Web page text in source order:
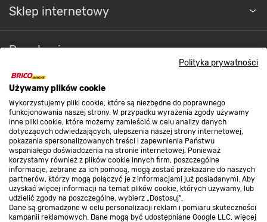
Polityka prywatności
Używamy plików cookie
Wykorzystujemy pliki cookie, które są niezbędne do poprawnego
funkcjonowania naszej strony. W przypadku wyrażenia zgody używamy
inne pliki cookie, które możemy zamieścić w celu analizy danych
dotyczących odwiedzających, ulepszenia naszej strony internetowej,
pokazania spersonalizowanych treści i zapewnienia Państwu
wspaniałego doświadczenia na stronie internetowej. Ponieważ
korzystamy również z plików cookie innych firm, poszczególne
informacje, zebrane za ich pomocą, mogą zostać przekazane do naszych
partnerów, którzy mogą połączyć je z informacjami już posiadanymi. Aby
uzyskać więcej informacji na temat plików cookie, których używamy, lub
udzielić zgody na poszczególne, wybierz „Dostosuj”.
Dane są gromadzone w celu personalizacji reklam i pomiaru skuteczności
kampanii reklamowych. Dane mogą być udostępniane Google LLC, więcej
Sklep internetowy
Regulaminy
Promocje
Nasze sklepy
O nas
Kontakt do sklepu